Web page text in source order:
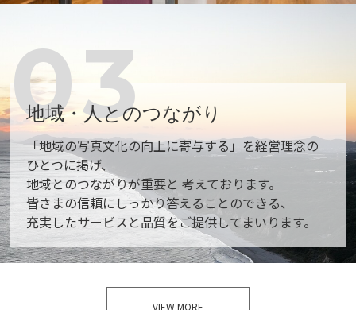
地域・人とのつながり
03
「地域の写真文化の向上に寄与する」を経営理念の
ひとつに掲げ、
地域とのつながりが重要と 考えております。
皆さまの信頼にしっかり答えることのできる、
充実したサービスと品質をご提供してまいります。
VIEW MORE